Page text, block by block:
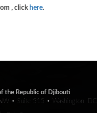
, click here.
the Republic of Djibouti
• Suite 515 • Washington,